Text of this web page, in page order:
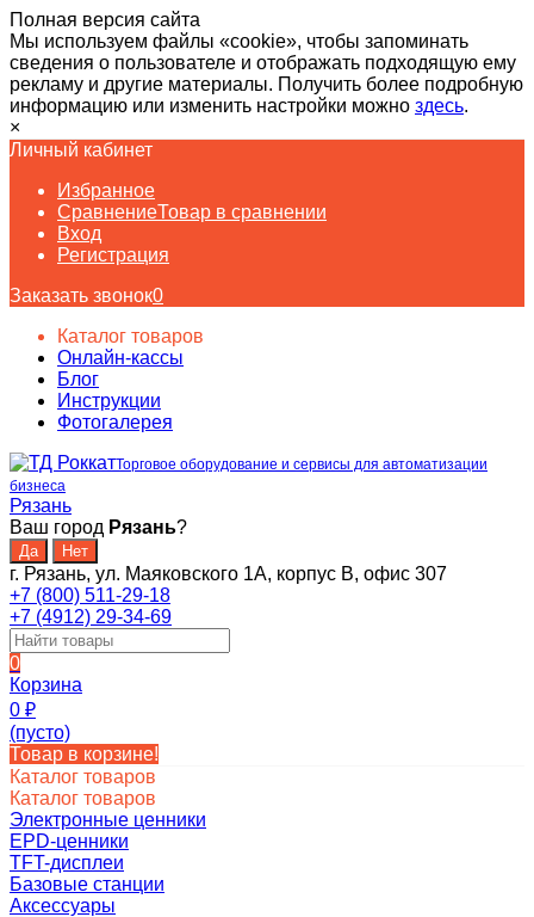
Полная версия сайта
Мы используем файлы «cookie», чтобы запоминать
сведения о пользователе и отображать подходящую ему
рекламу и другие материалы. Получить более подробную
информацию или изменить настройки можно здесь.
×
Личный кабинет
Избранное
СравнениеТовар в сравнении
Вход
Регистрация
Заказать звонок0
Каталог товаров
Онлайн-кассы
Блог
Инструкции
Фотогалерея
Торговое оборудование и сервисы для автоматизации
бизнеса
Рязань
Ваш город Рязань?
г. Рязань, ул. Маяковского 1А, корпус B, офис 307
+7 (800) 511-29-18
+7 (4912) 29-34-69
0
Корзина
0 ₽
(пусто)
Товар в корзине!
Каталог товаров
Каталог товаров
Электронные ценники
EPD-ценники
TFT-дисплеи
Базовые станции
Аксессуары